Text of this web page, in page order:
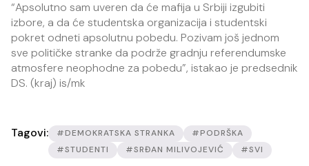
“Apsolutno sam uveren da će mafija u Srbiji izgubiti
izbore, a da će studentska organizacija i studentski
pokret odneti apsolutnu pobedu. Pozivam još jednom
sve političke stranke da podrže gradnju referendumske
atmosfere neophodne za pobedu”, istakao je predsednik
DS. (kraj) is/mk
Tagovi: #DEMOKRATSKA STRANKA
#PODRŠKA
#STUDENTI
#SRĐAN MILIVOJEVIĆ #SVI